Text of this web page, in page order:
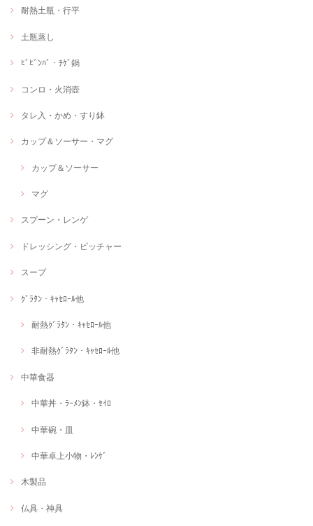
耐熱土瓶・行平
土瓶蒸し
ﾋﾞﾋﾞﾝﾊﾞ・ﾁｹﾞ鍋
コンロ・火消壺
タレ入・かめ・すり鉢
カップ＆ソーサー・マグ
カップ＆ソーサー
マグ
スプーン・レンゲ
ドレッシング・ピッチャー
スープ
ｸﾞﾗﾀﾝ・ｷｬｾﾛｰﾙ他
耐熱ｸﾞﾗﾀﾝ・ｷｬｾﾛｰﾙ他
非耐熱ｸﾞﾗﾀﾝ・ｷｬｾﾛｰﾙ他
中華食器
中華丼・ﾗｰﾒﾝ鉢・ｾｲﾛ
中華碗・皿
中華卓上小物・ﾚﾝｹﾞ
木製品
仏具・神具